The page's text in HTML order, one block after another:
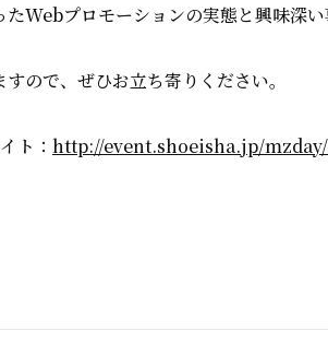
Webプロモーションの実態と興味深
ので、ぜひお立ち寄りください。
ト： http://event.shoeisha.jp/mzday/